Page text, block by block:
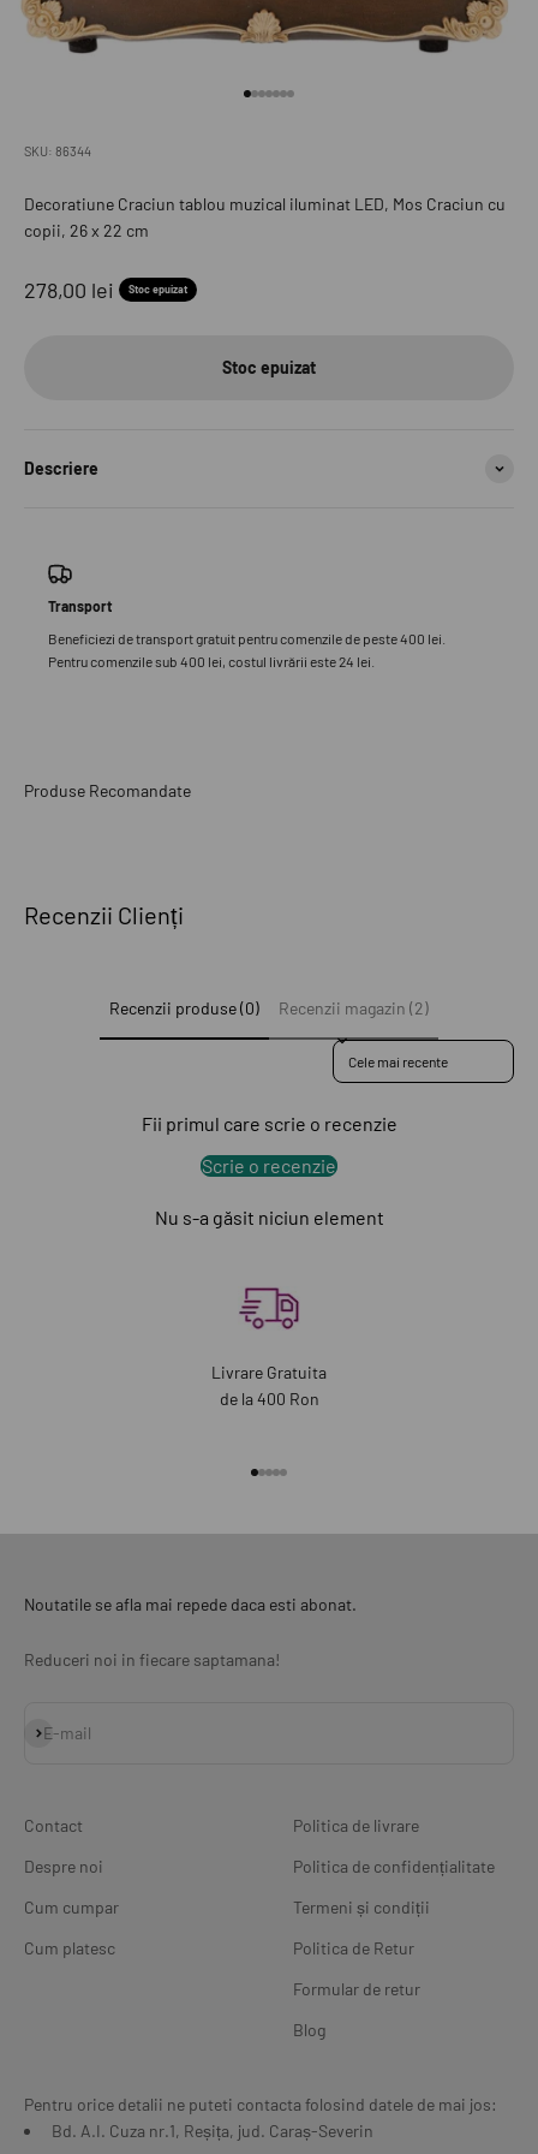
SKU: 86344
Decoratiune Craciun tablou muzical iluminat LED, Mos Craciun cu
copii, 26 x 22 cm
Preț redus
278,00 lei Stoc epuizat
Stoc epuizat
Descriere
Transport
Beneficiezi de transport gratuit pentru comenzile de peste 400 lei.
Pentru comenzile sub 400 lei, costul livrării este 24 lei.
Recenzii Clienți
Recenzii produse (0) Recenzii magazin (2)
Sort reviews by
Fii primul care scrie o recenzie
Scrie o recenzie
Nu s-a găsit niciun element
Livrare Gratuita
de la 400 Ron
Noutatile se afla mai repede daca esti abonat.
Reduceri noi in fiecare saptamana!
E-mail
Abonează-te
Contact
Despre noi
Cum cumpar
Cum platesc
Politica de livrare
Politica de confidențialitate
Termeni și condiții
Politica de Retur
Formular de retur
Blog
Pentru orice detalii ne puteti contacta folosind datele de mai jos:
Bd. A.I. Cuza nr.1, Reșița, jud. Caraș-Severin